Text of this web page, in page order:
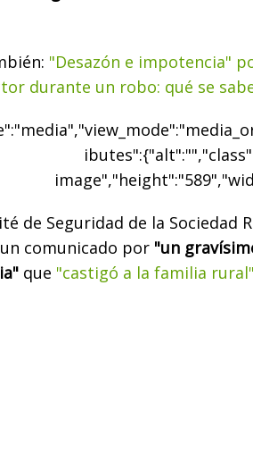
"Desazón e impotencia"
durante un robo: qué se
de Seguridad de la Sociedad
comunicado por "un
que "castigó a la familia